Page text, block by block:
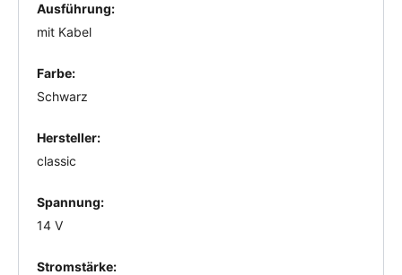
Ausführung:
mit Kabel
Farbe:
Schwarz
Hersteller:
classic
Spannung:
14 V
Stromstärke: